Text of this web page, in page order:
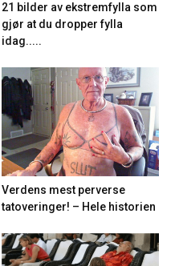
21 bilder av ekstremfylla som
gjør at du dropper fylla
idag.....
Verdens mest perverse
tatoveringer! – Hele historien